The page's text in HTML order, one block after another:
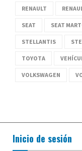
RENAULT
SEAT SEAT
STELLANTIS
TOYOTA
VOLKSWAGEN
Inicio de sesión